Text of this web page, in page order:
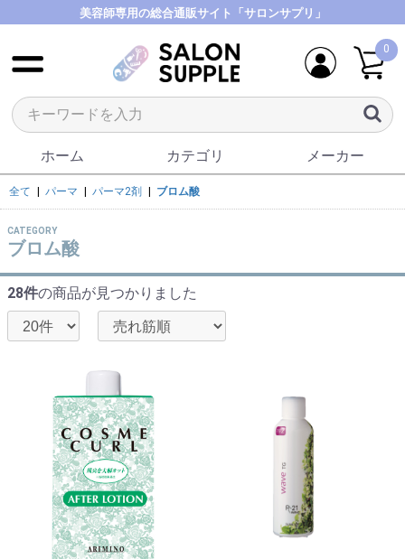
美容師専用の総合通販サイト「サロンサプリ」
0
ホーム カテゴリ メーカー
全て パーマ パーマ2剤 ブロム酸
CATEGORY
ブロム酸
28件の商品が見つかりました